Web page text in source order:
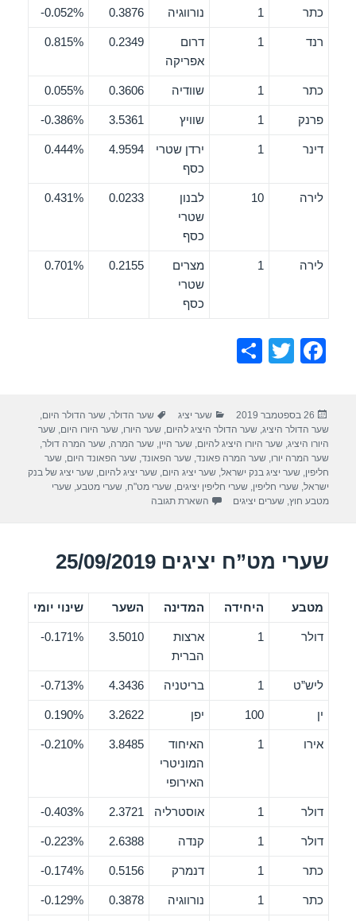
כתר 1 נורווגיה 0.3876
0.052%-
רנד 1
דרום
אפריקה
0.2349
0.815%
כתר 1 שוודיה 0.3606
0.055%
פרנק 1 שוויץ 3.5361
0.386%-
דינר 1
ירדן שטרי
כסף
4.9594
0.444%
לירה 10
לבנון
שטרי
כסף
0.0233
0.431%
לירה 1
מצרים
שטרי
כסף
0.2155
0.701%
F
e
b
o
o
T
er
e
פורסם
בתאריך
26 בספטמבר 2019 קטגוריות
שער יציג תגיות
שער הדולר,שער הדולר היום,
שער הדולר היציג,שער הדולר היציג להיום,שער היורו,שער היורו היום,שער
היורו היציג,שער היורו היציג להיום,שער היין,שער המרה,שער המרה דולר,
שער המרה יורו,שער המרה פאונד,שער הפאונד,שער הפאונד היום,שער
חליפין,שער יציג בנק ישראל,שער יציג היום,שער יציג להיום,שער יציג של בנק
ישראל,שערי חליפין,שערי חליפין יציגים,שערי מט"ח,שערי מטבע,שערי
מטבע חוץ,שערים יציגים השארת תגובה
שערי מט”ח יציגים 25/09/2019
מטבע היחידה המדינה השער שינוי יומי
דולר 1
ארצות
הברית
3.5010
0.171%-
ליש”ט 1 בריטניה 4.3436
0.713%-
ין 100 יפן 3.2622
0.190%
אירו 1
האיחוד
המוניטרי
האירופי
3.8485
0.210%-
דולר 1 אוסטרליה 2.3721
0.403%-
דולר 1 קנדה 2.6388
0.223%-
כתר 1 דנמרק 0.5156
0.174%-
כתר 1 נורווגיה 0.3878
0.129%-